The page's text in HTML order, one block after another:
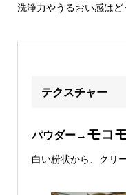
洗浄力やうるおい感はど
テクスチャー
パウダー→ モコ
白い粉状から、クリ